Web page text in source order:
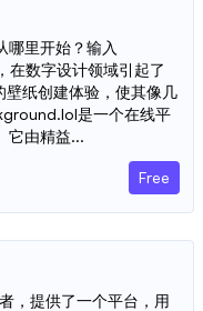
哪里开始？输入
数字设计领域引起了
壁纸创建体验，使其像几
是一个在线平
它由精益...
Free
，提供了一个平台，用